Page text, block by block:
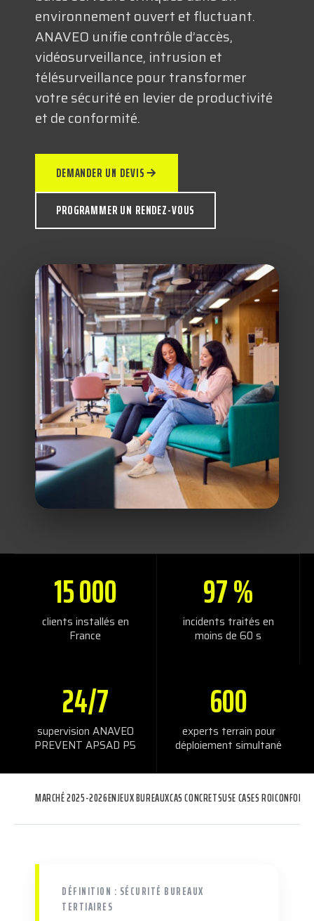
environnement ouvert et fluctuant.
ANAVEO unifie contrôle d’accès,
vidéosurveillance, intrusion et
télésurveillance pour transformer
votre sécurité en levier de productivité
et de conformité.
DEMANDER UN DEVIS
PROGRAMMER UN RENDEZ-VOUS
15 000
clients installés en
France
97 %
incidents traités en
moins de 60 s
24/7
supervision ANAVEO
PREVENT APSAD P5
600
experts terrain pour
déploiement simultané
MARCHÉ 2025-2026ENJEUX BUREAUXCAS CONCRETSUSE CASES ROI
DÉFINITION : SÉCURITÉ BUREAUX
TERTIAIRES